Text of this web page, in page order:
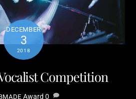
DECEMBER
3
2018
Competition
Award 0